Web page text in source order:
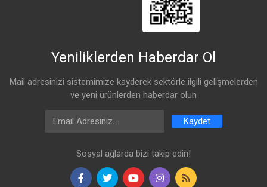
Yeniliklerden Haberdar Ol
Mail adresinizi sistemimize kayderek sektörle ilgili gelişmelerden
ve yeni ürünlerden haberdar olun
Email Address
Kaydet
Sosyal ağlarda bizi takip edin!